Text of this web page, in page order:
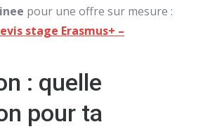
pour une offre sur mesure :
stage Erasmus+ –
: quelle
pour ta